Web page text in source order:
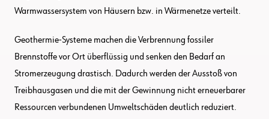
Warmwassersystem von Häusern bzw. in Wärmenetze verteilt.
Geothermie-Systeme machen die Verbrennung fossiler
Brennstoffe vor Ort überflüssig und senken den Bedarf an
Stromerzeugung drastisch. Dadurch werden der Ausstoß von
Treibhausgasen und die mit der Gewinnung nicht erneuerbarer
Ressourcen verbundenen Umweltschäden deutlich reduziert.